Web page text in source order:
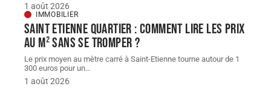
1 août 2026
IMMOBILIER
Saint Etienne quartier : comment lire les prix
au m² sans se tromper ?
Le prix moyen au mètre carré à Saint-Etienne tourne autour de 1
300 euros pour un…
1 août 2026